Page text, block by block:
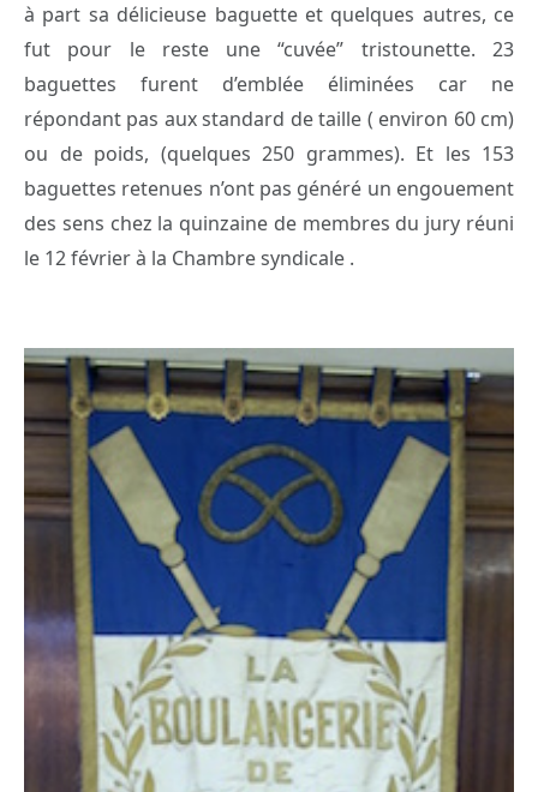
à part sa délicieuse baguette et quelques autres, ce
fut pour le reste une “cuvée” tristounette. 23
baguettes furent d’emblée éliminées car ne
répondant pas aux standard de taille ( environ 60 cm)
ou de poids, (quelques 250 grammes). Et les 153
baguettes retenues n’ont pas généré un engouement
des sens chez la quinzaine de membres du jury réuni
le 12 février à la Chambre syndicale .